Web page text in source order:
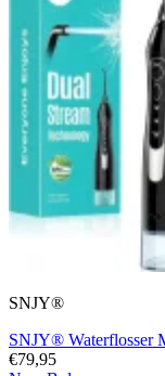
SNJY®
SNJY® Waterflosser
€79,95